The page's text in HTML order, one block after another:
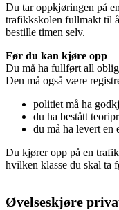
Du tar oppkjøringen på
trafikkskolen fullmakt til
bestille timen selv.
Før du kan kjøre opp
Du må ha fullført all
Den må også være
politiet må ha
du ha bestått
du må ha levert en
Du kjører opp på en
hvilken klasse du skal ta
Øvelseskjøre